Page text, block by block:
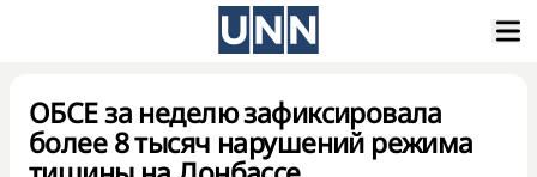
ОБСЕ за неделю зафиксировала
более 8 тысяч нарушений режима